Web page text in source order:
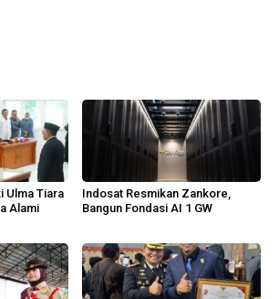
Ulma Tiara
Alami
Indosat Resmikan Zankore,
Bangun Fondasi AI 1 GW